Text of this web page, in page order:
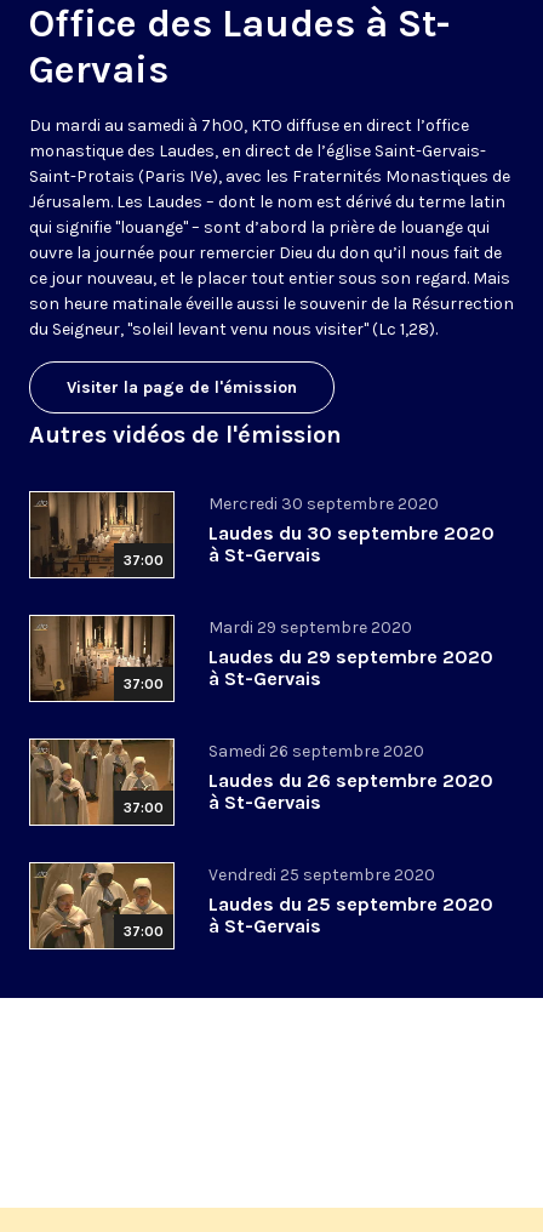
Office des Laudes à St-
Gervais
Du mardi au samedi à 7h00, KTO diffuse en direct l’office
monastique des Laudes, en direct de l’église Saint-Gervais-
Saint-Protais (Paris IVe), avec les Fraternités Monastiques de
Jérusalem. Les Laudes – dont le nom est dérivé du terme latin
qui signifie "louange" – sont d’abord la prière de louange qui
ouvre la journée pour remercier Dieu du don qu’il nous fait de
ce jour nouveau, et le placer tout entier sous son regard. Mais
son heure matinale éveille aussi le souvenir de la Résurrection
du Seigneur, "soleil levant venu nous visiter" (Lc 1,28).
Visiter la page de l'émission
Autres vidéos de l'émission
37:00
Mercredi 30 septembre 2020
Laudes du 30 septembre 2020
à St-Gervais
37:00
Mardi 29 septembre 2020
Laudes du 29 septembre 2020
à St-Gervais
37:00
Samedi 26 septembre 2020
Laudes du 26 septembre 2020
à St-Gervais
37:00
Vendredi 25 septembre 2020
Laudes du 25 septembre 2020
à St-Gervais